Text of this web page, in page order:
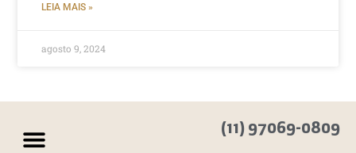
LEIA MAIS »
agosto 9, 2024
(11) 97069-0809